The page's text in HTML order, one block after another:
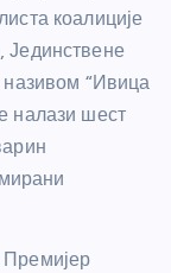
коалиције
Јединствене
“Ивица
налази шест
Премијер